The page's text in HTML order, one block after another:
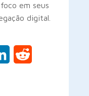
em seus
digital.
LinkedIn